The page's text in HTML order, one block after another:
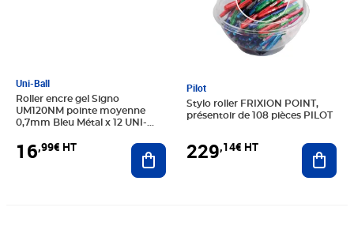
Uni-Ball
Roller encre gel Signo
UM120NM pointe moyenne
0,7mm Bleu Métal x 12 UNI-
16,99€ HT Ajouter au panier
Pilot
Stylo roller FRIXION POINT,
présentoir de 108 pièces PILOT
229,14€ HT